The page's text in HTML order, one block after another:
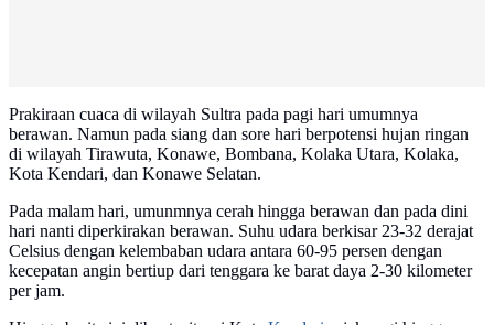
Prakiraan cuaca di wilayah Sultra pada pagi hari umumnya
berawan. Namun pada siang dan sore hari berpotensi hujan ringan
di wilayah Tirawuta, Konawe, Bombana, Kolaka Utara, Kolaka,
Kota Kendari, dan Konawe Selatan.
Pada malam hari, umunmnya cerah hingga berawan dan pada dini
hari nanti diperkirakan berawan. Suhu udara berkisar 23-32 derajat
Celsius dengan kelembaban udara antara 60-95 persen dengan
kecepatan angin bertiup dari tenggara ke barat daya 2-30 kilometer
per jam.